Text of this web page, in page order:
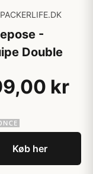
-
Double
kr
Køb her